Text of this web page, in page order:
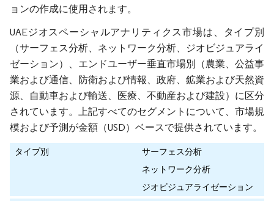
ョンの作成に使用されます。
UAEジオスペーシャルアナリティクス市場は、タイプ別
（サーフェス分析、ネットワーク分析、ジオビジュアライ
ゼーション）、エンドユーザー垂直市場別（農業、公益事
業および通信、防衛および情報、政府、鉱業および天然資
源、自動車および輸送、医療、不動産および建設）に区分
されています。上記すべてのセグメントについて、市場規
模および予測が金額（USD）ベースで提供されています。
タイプ別
サーフェス分析
ネットワーク分析
ジオビジュアライゼーション